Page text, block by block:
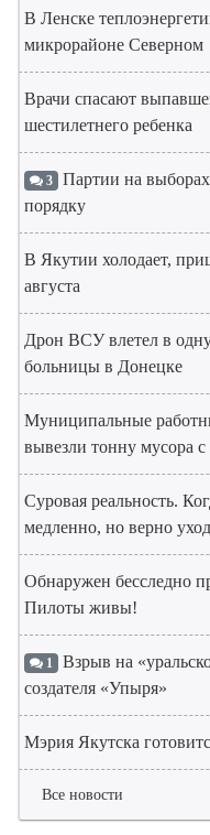
В Ленске
микрорайоне Северном
Врачи спасают
шестилетнего ребенка
3 Партии на
порядку
В Якутии холодает,
августа
Дрон ВСУ влетел в
больницы в Донецке
Муниципальные
вывезли тонну мусора с
Суровая реальность.
медленно, но верно
Обнаружен бесследно
Пилоты живы!
1 Взрыв на
создателя «Упыря»
Мэрия Якутска
Все новости